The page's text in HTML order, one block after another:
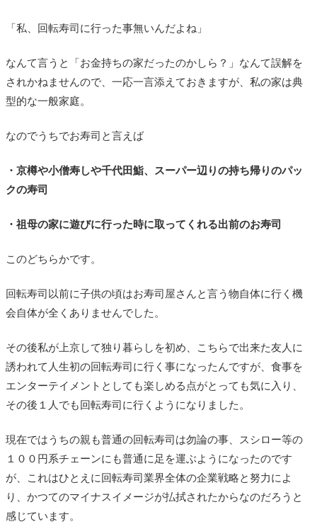
「私、回転寿司に行った事無いんだよね」
なんて言うと「お金持ちの家だったのかしら？」なんて誤解を
されかねませんので、一応一言添えておきますが、私の家は典
型的な一般家庭。
なのでうちでお寿司と言えば
・京樽や小僧寿しや千代田鮨、スーパー辺りの持ち帰りのパッ
クの寿司
・祖母の家に遊びに行った時に取ってくれる出前のお寿司
このどちらかです。
回転寿司以前に子供の頃はお寿司屋さんと言う物自体に行く機
会自体が全くありませんでした。
その後私が上京して独り暮らしを初め、こちらで出来た友人に
誘われて人生初の回転寿司に行く事になったんですが、食事を
エンターテイメントとしても楽しめる点がとっても気に入り、
その後１人でも回転寿司に行くようになりました。
現在ではうちの親も普通の回転寿司は勿論の事、スシロー等の
１００円系チェーンにも普通に足を運ぶようになったのです
が、これはひとえに回転寿司業界全体の企業戦略と努力によ
り、かつてのマイナスイメージが払拭されたからなのだろうと
感じています。